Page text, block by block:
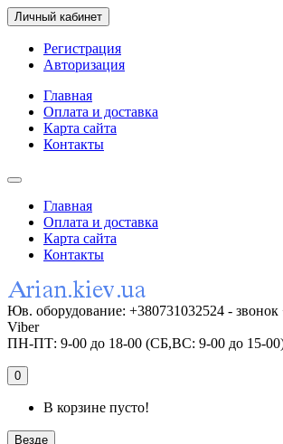
Личный кабинет
Регистрация
Авторизация
Главная
Оплата и доставка
Карта сайта
Контакты
Главная
Оплата и доставка
Карта сайта
Контакты
Юв. оборудование: +380731032524 - звонок
Viber
ПН-ПТ: 9-00 до 18-00 (СБ,ВС: 9-00 до 15-
0
В корзине пусто!
Везде